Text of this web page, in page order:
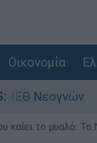
Οικονομία
Marfin:
καίει το μυαλό: